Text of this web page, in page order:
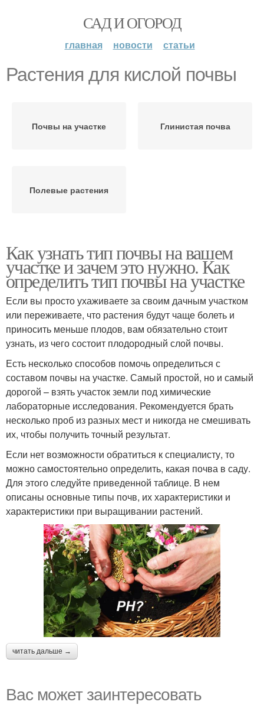
САД И ОГОРОД
главная новости статьи
Растения для кислой почвы
Почвы на участке Глинистая почва
Полевые растения
Как узнать тип почвы на вашем
участке и зачем это нужно. Как
определить тип почвы на участке
Если вы просто ухаживаете за своим дачным участком
или переживаете, что растения будут чаще болеть и
приносить меньше плодов, вам обязательно стоит
узнать, из чего состоит плодородный слой почвы.
Есть несколько способов помочь определиться с
составом почвы на участке. Самый простой, но и самый
дорогой – взять участок земли под химические
лабораторные исследования. Рекомендуется брать
несколько проб из разных мест и никогда не смешивать
их, чтобы получить точный результат.
Если нет возможности обратиться к специалисту, то
можно самостоятельно определить, какая почва в саду.
Для этого следуйте приведенной таблице. В нем
описаны основные типы почв, их характеристики и
характеристики при выращивании растений.
читать дальше →
Вас может заинтересовать